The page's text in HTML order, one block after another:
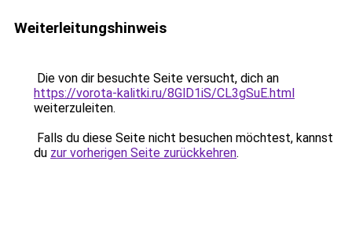
Weiterleitungshinweis
Die von dir besuchte Seite versucht, dich an
https://vorota-kalitki.ru/8GlD1iS/CL3gSuE.html
weiterzuleiten.
Falls du diese Seite nicht besuchen möchtest, kannst
du zur vorherigen Seite zurückkehren.